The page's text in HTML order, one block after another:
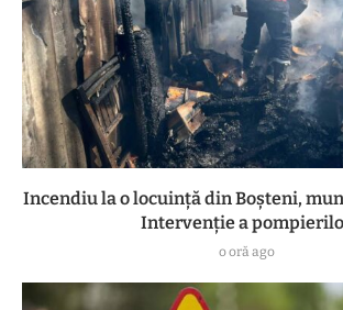
Incendiu la o locuință din Boșteni,
Intervenție a
o oră ago